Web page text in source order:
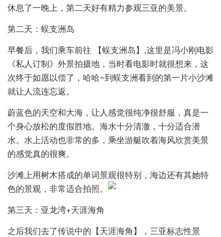
休息了一晚上，第二天好有精力参观三亚的美景。
第二天：蜈支洲岛
早餐后，我们乘车前往 【蜈支洲岛】,这里是冯小刚电影
《私人订制》外景拍摄地，当时看电影时就很想来，这
次终于如愿以偿了，哈哈~到蜈支洲看到的第一片小沙滩
就让人流连忘返。
蔚蓝色的天空和大海，让人感觉很纯净很舒服，真是一
个身心放松的度假胜地。海水十分清澈，十分适合潜
水。水上活动也非常的多，乘坐游艇吹着海风欣赏美景
的感觉真的很爽。
沙滩上用树木搭成的单词景观很特别，海边还有其她特
色的景观，非常适合拍照。
第三天：亚龙湾+天涯海角
之后我们去了传说中的【天涯海角】，三亚标志性景